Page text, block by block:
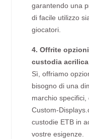
garantendo una
di facile utilizzo
giocatori.
4. Offrite
custodia
Sì, offriamo
bisogno di una
marchio
Custom-
custodie ETB in
vostre esigenze.